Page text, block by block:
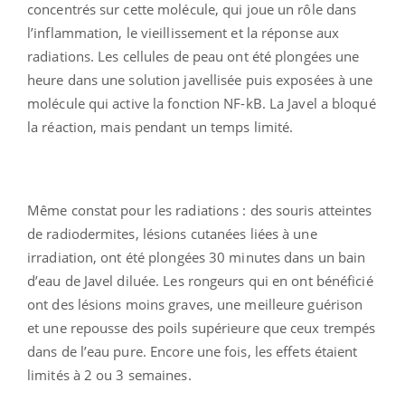
concentrés sur cette molécule, qui joue un rôle dans
l’inflammation, le vieillissement et la réponse aux
radiations. Les cellules de peau ont été plongées une
heure dans une solution javellisée puis exposées à une
molécule qui active la fonction NF-kB. La Javel a bloqué
la réaction, mais pendant un temps limité.
Même constat pour les radiations : des souris atteintes
de radiodermites, lésions cutanées liées à une
irradiation, ont été plongées 30 minutes dans un bain
d’eau de Javel diluée. Les rongeurs qui en ont bénéficié
ont des lésions moins graves, une meilleure guérison
et une repousse des poils supérieure que ceux trempés
dans de l’eau pure. Encore une fois, les effets étaient
limités à 2 ou 3 semaines.